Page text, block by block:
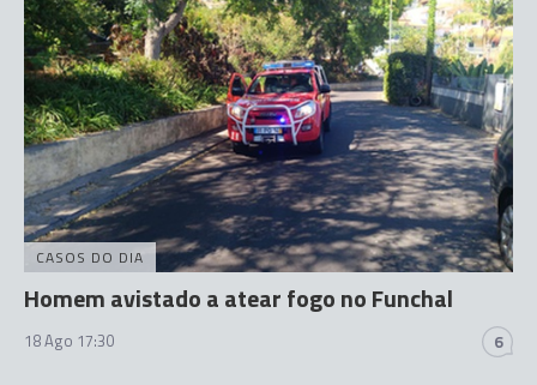
CASOS DO DIA
Homem avistado a atear fogo no Funchal
18 Ago 17:30 6